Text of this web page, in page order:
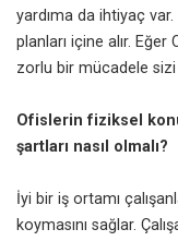
yardıma da ihtiyaç
planları içine alır.
zorlu bir mücadele
Ofislerin fiziksel
şartları nasıl olmalı?
İyi bir iş ortamı
koymasını sağlar.